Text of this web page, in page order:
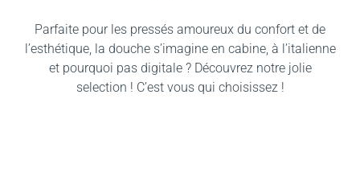
Parfaite pour les pressés amoureux du confort et de
l’esthétique, la douche s’imagine en cabine, à l’italienne
et pourquoi pas digitale ? Découvrez notre jolie
selection ! C’est vous qui choisissez !